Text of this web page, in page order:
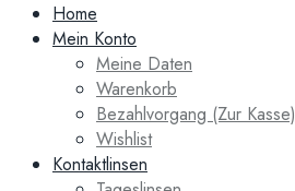
Home
Mein Konto
Meine Daten
Warenkorb
Bezahlvorgang (Zur Kasse)
Wishlist
Kontaktlinsen